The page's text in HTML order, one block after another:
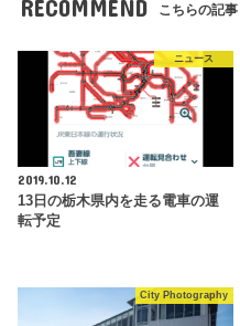
RECOMMEND こちらの記事
ニュース
2019.10.12
13日の栃木県内を走る電車の運
転予定
City Photography